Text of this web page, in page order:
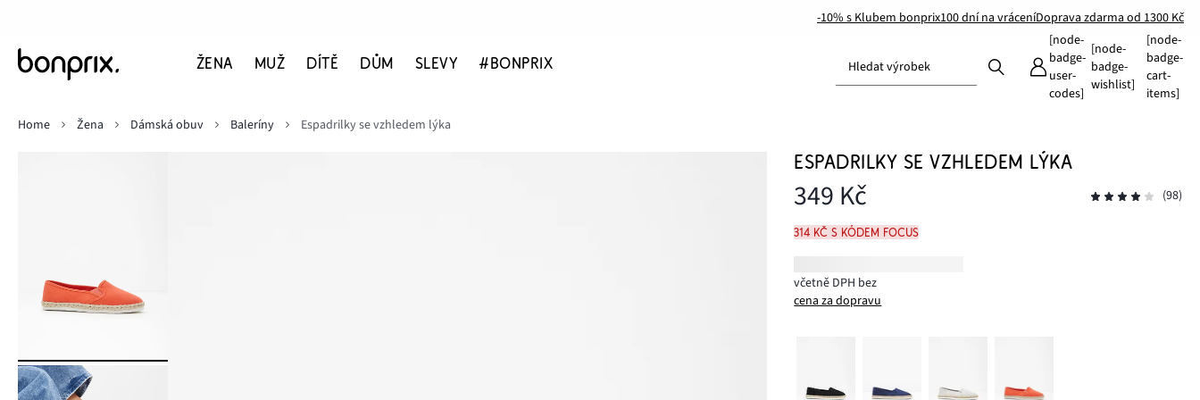
-10% s Klubem bonprix100 dní na vráceníDoprava zdarma od 1300 Kč
ŽENA MUŽ DÍTĚ DŮM SLEVY #BONPRIX Hledat výrobek
[node-
badge-
user-
codes]
[node-
badge-
wishlist]
[node-
badge-
cart-
items]
Home
Žena Dámská obuv Baleríny Espadrilky se vzhledem lýka
ESPADRILKY SE VZHLEDEM LÝKA
349 Kč (98)
314 Kč s kódem FOCUS
včetně DPH bez
cena za dopravu